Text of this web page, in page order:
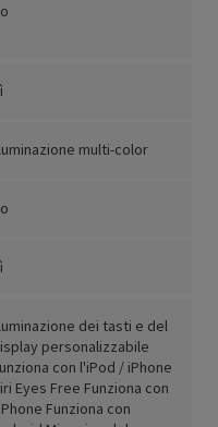
multi-color
dei tasti e del
personalizzabile
con l'iPod / iPhone
Eyes Free Funziona con
Funziona con